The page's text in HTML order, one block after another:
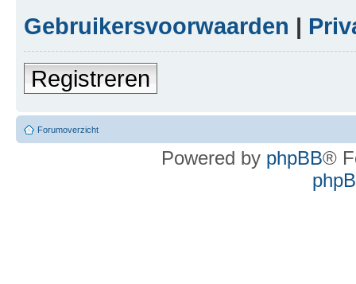
Gebruikersvoorwaarden |
Registreren
Forumoverzicht
Powered by phpBB®